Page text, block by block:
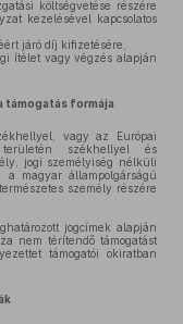
költségvetése részére
kezelésével kapcsolatos
járó díj kifizetésére,
ítélet vagy végzés alapján
támogatás formája
vagy az Európai
székhellyel és
jogi személyiség nélküli
a magyar állampolgárságú
személy részére
jogcímek alapján
nem térítendő támogatást
támogatói okiratban